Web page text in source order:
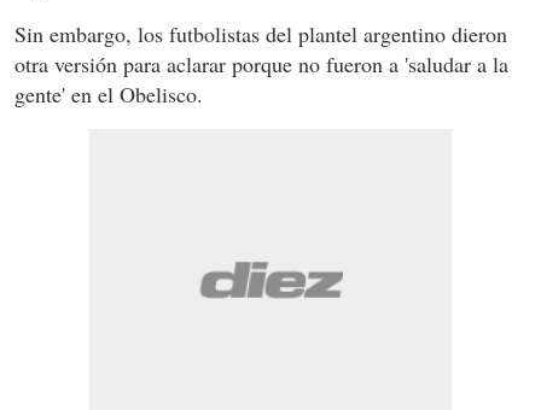
Sin embargo, los futbolistas del plantel argentino dieron
otra versión para aclarar porque no fueron a 'saludar a la
gente' en el Obelisco.